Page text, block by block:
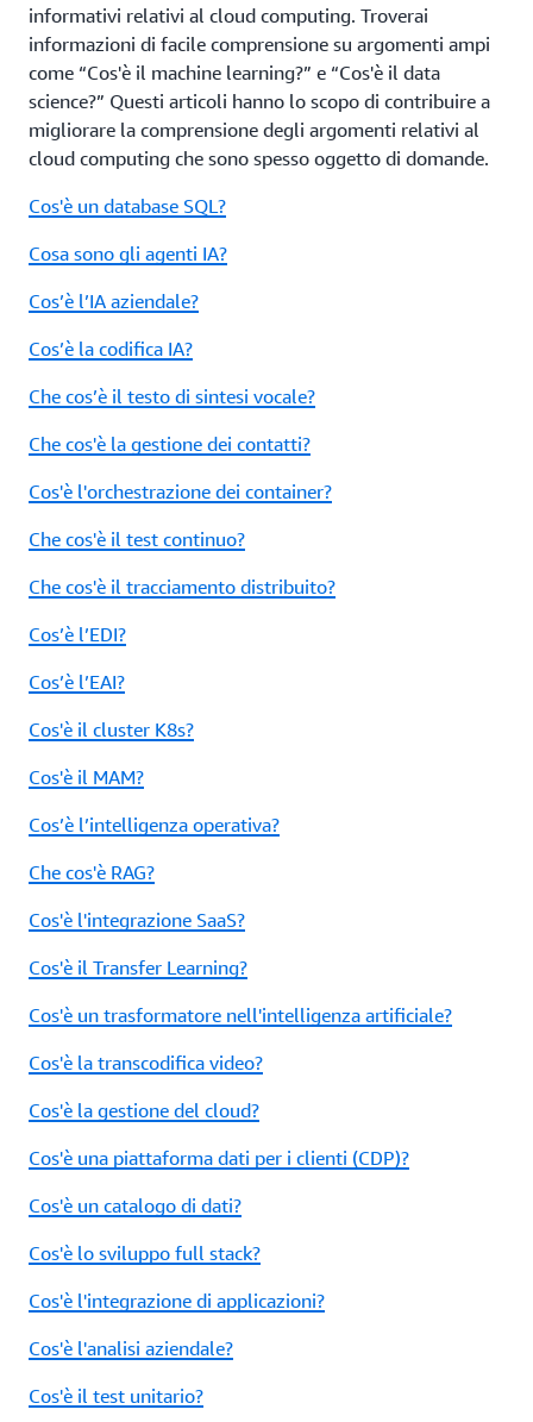
informativi relativi al cloud computing. Troverai
informazioni di facile comprensione su argomenti ampi
come “Cos'è il machine learning?” e “Cos'è il data
science?” Questi articoli hanno lo scopo di contribuire a
migliorare la comprensione degli argomenti relativi al
cloud computing che sono spesso oggetto di domande.
Cos'è un database SQL?
Cosa sono gli agenti IA?
Cos’è l’IA aziendale?
Cos’è la codifica IA?
Che cos’è il testo di sintesi vocale?
Che cos'è la gestione dei contatti?
Cos'è l'orchestrazione dei container?
Che cos'è il test continuo?
Che cos'è il tracciamento distribuito?
Cos’è l’EDI?
Cos’è l’EAI?
Cos'è il cluster K8s?
Cos'è il MAM?
Cos’è l’intelligenza operativa?
Che cos'è RAG?
Cos'è l'integrazione SaaS?
Cos'è il Transfer Learning?
Cos'è un trasformatore nell'intelligenza artificiale?
Cos'è la transcodifica video?
Cos'è la gestione del cloud?
Cos'è una piattaforma dati per i clienti (CDP)?
Cos'è un catalogo di dati?
Cos'è lo sviluppo full stack?
Cos'è l'integrazione di applicazioni?
Cos'è l'analisi aziendale?
Cos'è il test unitario?